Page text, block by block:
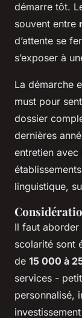
démarre tôt.
souvent entre
d’attente se
s’exposer à
La démarche
must pour
dossier
dernières
entretien avec
linguistique,
Il faut aborder
scolarité sont
de 15 000 à
services -
personnalisé,